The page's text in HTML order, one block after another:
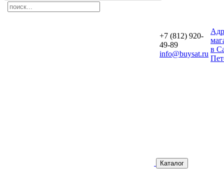
+7 (812) 920-
49-89
info@buysat.ru
в
Каталог